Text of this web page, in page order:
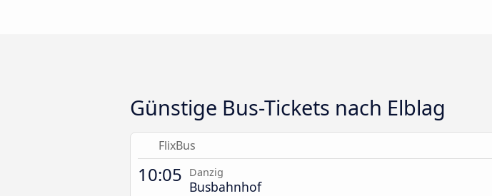
Günstige Bus-Tickets nach Elblag
FlixBus
10:05 Danzig
Busbahnhof